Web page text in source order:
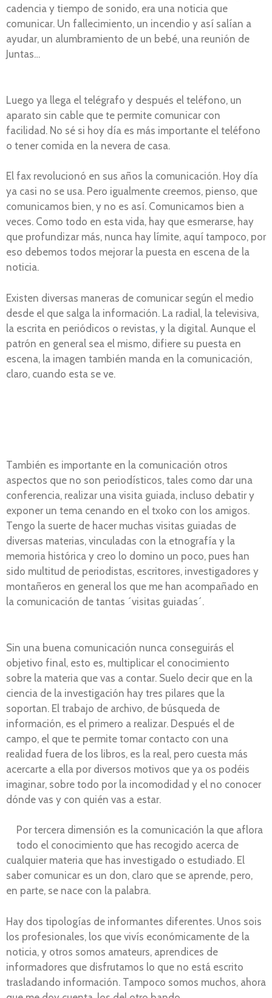
cadencia y tiempo de sonido, era una noticia que
comunicar. Un fallecimiento, un incendio y así salían a
ayudar, un alumbramiento de un bebé, una reunión de
Juntas…
Luego ya llega el telégrafo y después el teléfono, un
aparato sin cable que te permite comunicar con
facilidad. No sé si hoy día es más importante el teléfono
o tener comida en la nevera de casa.
El fax revolucionó en sus años la comunicación. Hoy día
ya casi no se usa. Pero igualmente creemos, pienso, que
comunicamos bien, y no es así. Comunicamos bien a
veces. Como todo en esta vida, hay que esmerarse, hay
que profundizar más, nunca hay límite, aquí tampoco, por
eso debemos todos mejorar la puesta en escena de la
noticia.
Existen diversas maneras de comunicar según el medio
desde el que salga la información. La radial, la televisiva,
la escrita en periódicos o revistas, y la digital. Aunque el
patrón en general sea el mismo, difiere su puesta en
escena, la imagen también manda en la comunicación,
claro, cuando esta se ve.
También es importante en la comunicación otros
aspectos que no son periodísticos, tales como dar una
conferencia, realizar una visita guiada, incluso debatir y
exponer un tema cenando en el txoko con los amigos.
Tengo la suerte de hacer muchas visitas guiadas de
diversas materias, vinculadas con la etnografía y la
memoria histórica y creo lo domino un poco, pues han
sido multitud de periodistas, escritores, investigadores y
montañeros en general los que me han acompañado en
la comunicación de tantas ´visitas guiadas´.
Sin una buena comunicación nunca conseguirás el
objetivo final, esto es, multiplicar el conocimiento
sobre la materia que vas a contar. Suelo decir que en la
ciencia de la investigación hay tres pilares que la
soportan. El trabajo de archivo, de búsqueda de
información, es el primero a realizar. Después el de
campo, el que te permite tomar contacto con una
realidad fuera de los libros, es la real, pero cuesta más
acercarte a ella por diversos motivos que ya os podéis
imaginar, sobre todo por la incomodidad y el no conocer
dónde vas y con quién vas a estar.
Por tercera dimensión es la comunicación la que aflora
todo el conocimiento que has recogido acerca de
cualquier materia que has investigado o estudiado. El
saber comunicar es un don, claro que se aprende, pero,
en parte, se nace con la palabra.
Hay dos tipologías de informantes diferentes. Unos sois
los profesionales, los que vivís económicamente de la
noticia, y otros somos amateurs, aprendices de
informadores que disfrutamos lo que no está escrito
trasladando información. Tampoco somos muchos, ahora